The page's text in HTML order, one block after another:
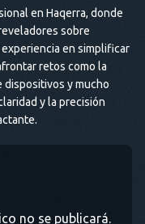
en Haqerra, donde
sobre
en simplificar
retos como la
dispositivos y mucho
y la precisión
no se publicará.